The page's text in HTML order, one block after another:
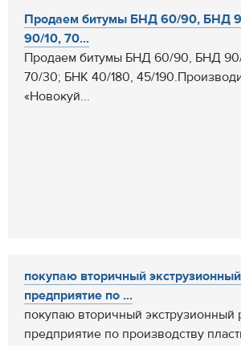
Продаем битумы БНД 60/90, БНД
90/10, 70...
Продаем битумы БНД 60/90, БНД
70/30; БНК 40/180, 45/
«Новокуй...
покупаю вторичный
предприятие по ...
покупаю вторичный экструзионный
предприятие по производству